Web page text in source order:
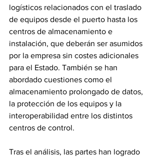
logísticos relacionados con el traslado
de equipos desde el puerto hasta los
centros de almacenamiento e
instalación, que deberán ser asumidos
por la empresa sin costes adicionales
para el Estado. También se han
abordado cuestiones como el
almacenamiento prolongado de datos,
la protección de los equipos y la
interoperabilidad entre los distintos
centros de control.
Tras el análisis, las partes han logrado